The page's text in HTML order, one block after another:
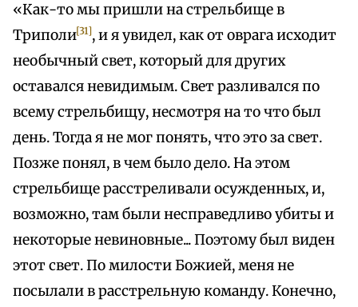
«Как-то мы пришли на стрельбище в
Триполи[31], и я увидел, как от оврага исходит
необычный свет, который для других
оставался невидимым. Свет разливался по
всему стрельбищу, несмотря на то что был
день. Тогда я не мог понять, что это за свет.
Позже понял, в чем было дело. На этом
стрельбище расстреливали осужденных, и,
возможно, там были несправедливо убиты и
некоторые невиновные... Поэтому был виден
этот свет. По милости Божией, меня не
посылали в расстрельную команду. Конечно,